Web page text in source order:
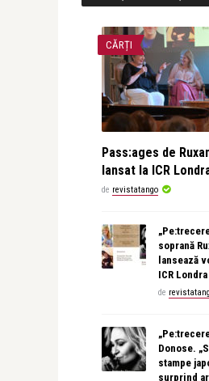
CĂRȚI
Pass:ages de
lansat la ICR
de revistatango
soprană
lansează
ICR Londra
de
Donose.
stampe
surprind